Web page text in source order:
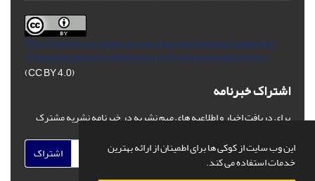
این وب سایت از کوکی ها برای اطمینان از ارائه بهترین
خدمات استفاده می کند.
This Journal is an open access Journal Licensedunder the
Creative Commons Attribution 4.0 International License
(CC BY 4.0)
اشتراک خبرنامه
برای دریافت اخبار و اطلاعیه های مهم نشریه در خبرنامه نشریه مشترک
اشتراک